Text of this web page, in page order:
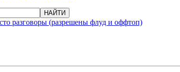
разговоры (разрешены флуд и оффтоп)